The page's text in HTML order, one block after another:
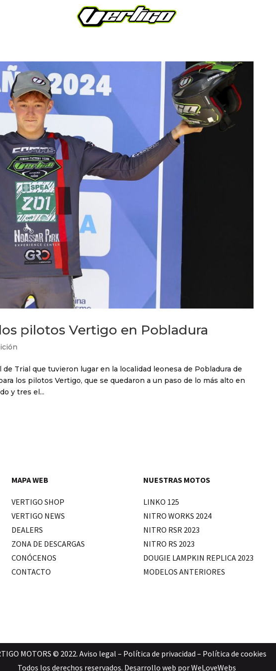
pilotos Vertigo en Pobladura
Trial que tuvieron lugar en la localidad leonesa de Pobladura de
los pilotos Vertigo, que se quedaron a un paso de lo más alto en
y tres el...
MAPA WEB
VERTIGO SHOP
VERTIGO NEWS
DEALERS
ZONA DE DESCARGAS
CONÓCENOS
CONTACTO
NUESTRAS MOTOS
LINKO 125
NITRO WORKS 2024
NITRO RSR 2023
NITRO RS 2023
DOUGIE LAMPKIN REPLICA 2023
MODELOS ANTERIORES
MOTORS © 2022.Aviso legal – Política de privacidad – Política de cookies
Todos los derechos reservados. Desarrollo web porWeLoveWebs